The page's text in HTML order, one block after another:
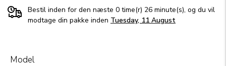
Bestil inden for den næste 0 time(r) 26 minute(s), og du vil
modtage din pakke inden Tuesday, 11 August
Model